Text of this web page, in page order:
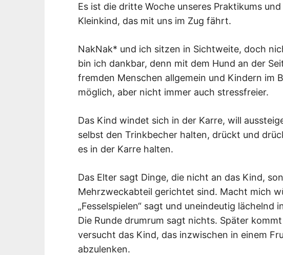
Es ist die dritte Woche unseres Praktikums
Kleinkind, das mit uns im Zug fährt.
NakNak* und ich sitzen in Sichtweite, doch
bin ich dankbar, denn mit dem Hund an der
fremden Menschen allgemein und Kindern im
möglich, aber nicht immer auch stressfreier.
Das Kind windet sich in der Karre, will
selbst den Trinkbecher halten, drückt und
es in der Karre halten.
Das Elter sagt Dinge, die nicht an das Kind,
Mehrzweckabteil gerichtet sind. Macht mich
„Fesselspielen“ sagt und uneindeutig lächelnd
Die Runde drumrum sagt nichts. Später
versucht das Kind, das inzwischen in einem
abzulenken.